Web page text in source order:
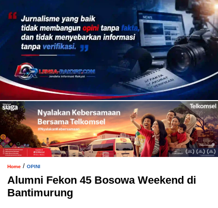
Home / OPINI
Alumni Fekon 45 Bosowa Weekend di
Bantimurung